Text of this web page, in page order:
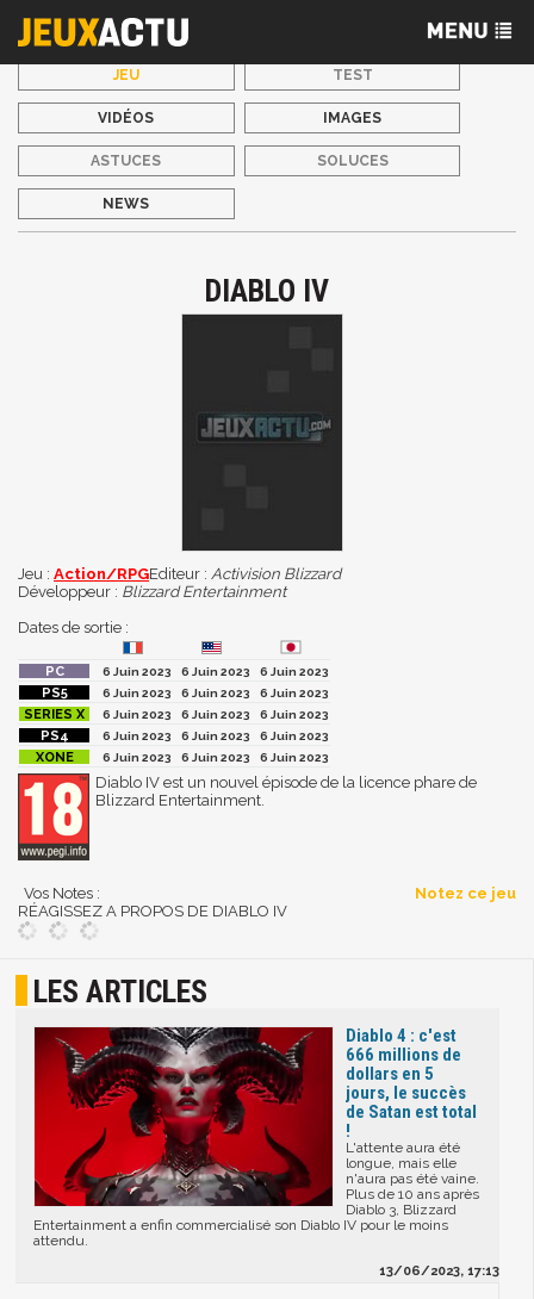
JEU TEST
VIDÉOS IMAGES
ASTUCES SOLUCES
NEWS
DIABLO IV
Jeu : Action/RPGEditeur : Activision Blizzard
Développeur : Blizzard Entertainment
Dates de sortie :
6 Juin 2023 6 Juin 2023
6 Juin 2023
6 Juin 2023
6 Juin 2023
6 Juin 2023
6 Juin 2023
6 Juin 2023
6 Juin 2023
6 Juin 2023
6 Juin 2023
6 Juin 2023
6 Juin 2023
6 Juin 2023 6 Juin 2023
Diablo IV est un nouvel épisode de la licence phare de
Blizzard Entertainment.
Vos Notes :
Notez ce jeu
RÉAGISSEZ A PROPOS DE DIABLO IV
LES ARTICLES
Diablo 4 : c'est
666 millions de
dollars en 5
jours, le succès
de Satan est total
!
L'attente aura été
longue, mais elle
n'aura pas été vaine.
Plus de 10 ans après
Diablo 3, Blizzard
Entertainment a enfin commercialisé son Diablo IV pour le moins
attendu.
13/06/2023, 17:13